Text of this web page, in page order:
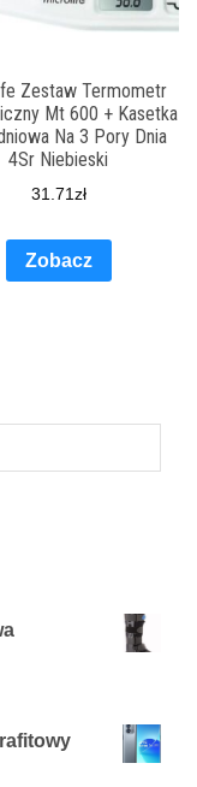
Zestaw Termometr
Mt 600 + Kasetka
Na 3 Pory Dnia
4Sr Niebieski
31.71 zł
Zobacz